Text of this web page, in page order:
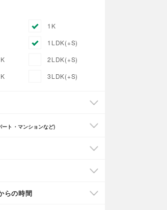
1K
1LDK(+S)
2LDK(+S)
3LDK(+S)
ート・マンションなど)
らの時間